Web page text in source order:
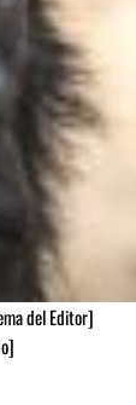
del Editor]